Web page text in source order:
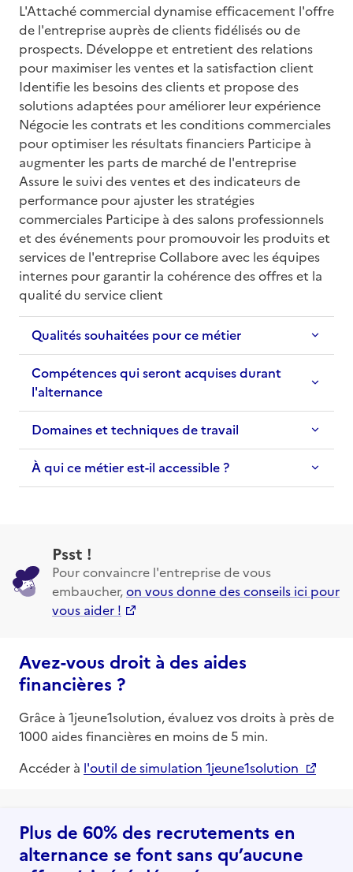
L'Attaché commercial dynamise efficacement l'offre
de l'entreprise auprès de clients fidélisés ou de
prospects. Développe et entretient des relations
pour maximiser les ventes et la satisfaction client
Identifie les besoins des clients et propose des
solutions adaptées pour améliorer leur expérience
Négocie les contrats et les conditions commerciales
pour optimiser les résultats financiers Participe à
augmenter les parts de marché de l'entreprise
Assure le suivi des ventes et des indicateurs de
performance pour ajuster les stratégies
commerciales Participe à des salons professionnels
et des événements pour promouvoir les produits et
services de l'entreprise Collabore avec les équipes
internes pour garantir la cohérence des offres et la
qualité du service client
Qualités souhaitées pour ce métier
Compétences qui seront acquises durant
l'alternance
Domaines et techniques de travail
À qui ce métier est-il accessible ?
Psst !
Pour convaincre l'entreprise de vous
embaucher,on vous donne des conseils ici pour
vous aider !
Avez-vous droit à des aides
financières ?
Grâce à 1jeune1solution, évaluez vos droits à près de
1000 aides financières en moins de 5 min.
Accéder à l'outil de simulation 1jeune1solution
Plus de 60% des recrutements en
alternance se font sans qu’aucune